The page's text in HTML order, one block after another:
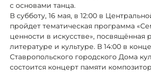
с основами танца.
В субботу, 16 мая, в 12:00 в
пройдет тематическая программа
ценности в искусстве», посвящённая
литературе и культуре. В 14:00 в
Ставропольского городского Дома
состоится концерт памяти